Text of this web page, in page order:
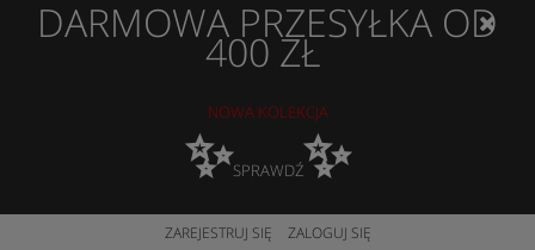
DARMOWA PRZESYŁKA OD
400 ZŁ
NOWA KOLEKCJA
✨SPRAWDŹ✨
ZAREJESTRUJ SIĘ ZALOGUJ SIĘ